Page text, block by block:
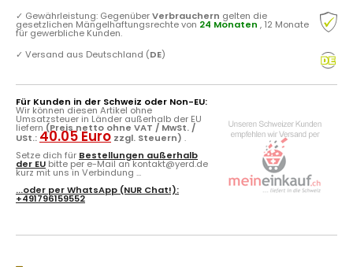
✓ Gewährleistung: GegenüberVerbrauchern gelten die
gesetzlichen Mängelhaftungsrechte von 24 Monaten , 12 Monate
für gewerbliche Kunden.
✓ Versand aus Deutschland (DE)
Für Kunden in der Schweiz oder Non-EU:
Wir können diesen Artikel ohne
Umsatzsteuer in Länder außerhalb der EU
liefern (Preis netto ohne VAT / MwSt. /
USt.: 40.05 Euro zzgl. Steuern) .
Setze dich für Bestellungen außerhalb
der EU bitte per e-Mail an kontakt@yerd.de
kurz mit uns in Verbindung ...
...oder perWhatsApp (NUR Chat!):
+491796159552